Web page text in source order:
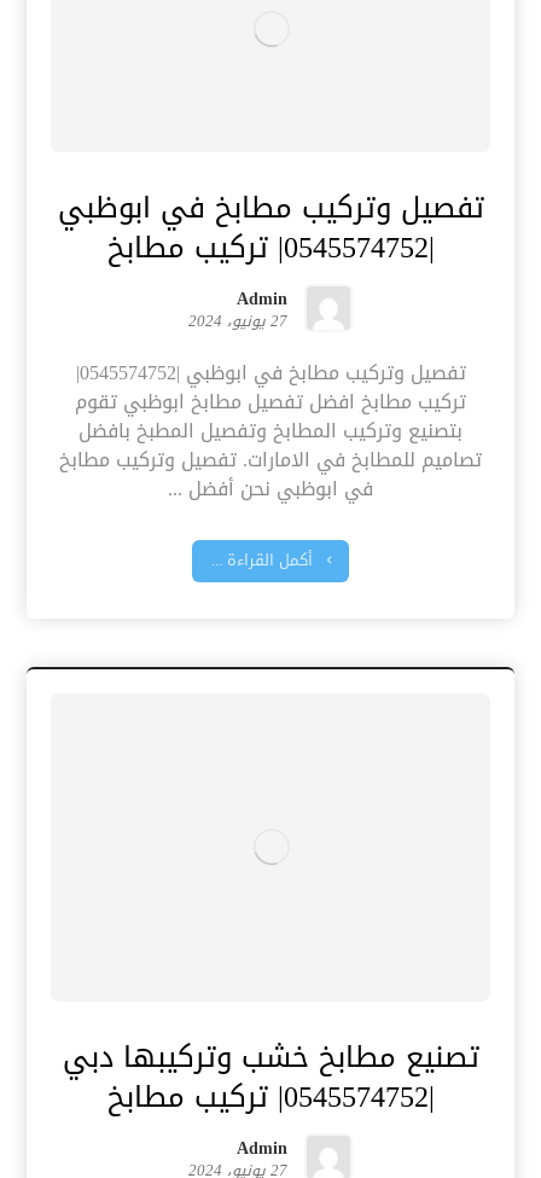
تفصيل وتركيب مطابخ في ابوظبي
|0545574752| تركيب مطابخ
Admin
27 يونيو، 2024
تفصيل وتركيب مطابخ في ابوظبي |0545574752|
تركيب مطابخ افضل تفصيل مطابخ ابوظبي تقوم
بتصنيع وتركيب المطابخ وتفصيل المطبخ بافضل
تصاميم للمطابخ في الامارات. تفصيل وتركيب مطابخ
في ابوظبي نحن أفضل ...
أكمل القراءة ...
تصنيع مطابخ خشب وتركيبها دبي
|0545574752| تركيب مطابخ
Admin
27 يونيو، 2024